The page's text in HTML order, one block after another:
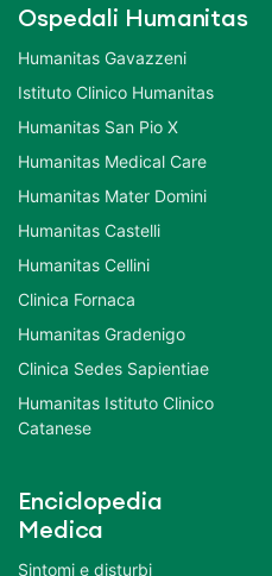
Ospedali Humanitas
Humanitas Gavazzeni
Istituto Clinico Humanitas
Humanitas San Pio X
Humanitas Medical Care
Humanitas Mater Domini
Humanitas Castelli
Humanitas Cellini
Clinica Fornaca
Humanitas Gradenigo
Clinica Sedes Sapientiae
Humanitas Istituto Clinico
Catanese
Enciclopedia
Medica
Sintomi e disturbi